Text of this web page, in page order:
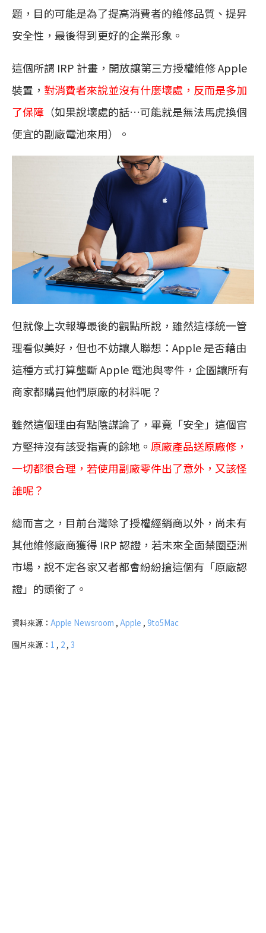
題，目的可能是為了提高消費者的維修品質、提昇
安全性，最後得到更好的企業形象。
這個所謂 IRP 計畫，開放讓第三方授權維修 Apple
裝置， 對消費者來說並沒有什麼壞處，反而是多加
了保障 （如果說壞處的話…可能就是無法馬虎換個
便宜的副廠電池來用）。
但就像上次報導最後的觀點所說，雖然這樣統一管
理看似美好，但也不妨讓人聯想：Apple 是否藉由
這種方式打算壟斷 Apple 電池與零件，企圖讓所有
商家都購買他們原廠的材料呢？
雖然這個理由有點陰謀論了，畢竟「安全」這個官
方堅持沒有該受指責的餘地。 原廠產品送原廠修，
一切都很合理，若使用副廠零件出了意外，又該怪
誰呢？
總而言之，目前台灣除了授權經銷商以外，尚未有
其他維修廠商獲得 IRP 認證，若未來全面禁圈亞洲
市場，說不定各家又者都會紛紛搶這個有「原廠認
證」的頭銜了。
資料來源： Apple Newsroom , Apple , 9to5Mac
圖片來源： 1 , 2 , 3